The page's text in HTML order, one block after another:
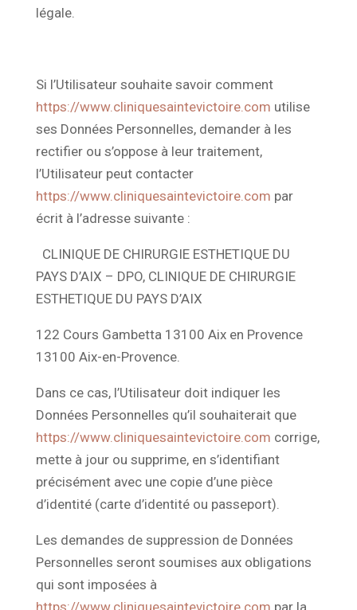
légale.
Si l’Utilisateur souhaite savoir comment
https://www.cliniquesaintevictoire.com utilise
ses Données Personnelles, demander à les
rectifier ou s’oppose à leur traitement,
l’Utilisateur peut contacter
https://www.cliniquesaintevictoire.com par
écrit à l’adresse suivante :
CLINIQUE DE CHIRURGIE ESTHETIQUE DU
PAYS D’AIX – DPO, CLINIQUE DE CHIRURGIE
ESTHETIQUE DU PAYS D’AIX
122 Cours Gambetta 13100 Aix en Provence
13100 Aix-en-Provence.
Dans ce cas, l’Utilisateur doit indiquer les
Données Personnelles qu’il souhaiterait que
https://www.cliniquesaintevictoire.com corrige,
mette à jour ou supprime, en s’identifiant
précisément avec une copie d’une pièce
d’identité (carte d’identité ou passeport).
Les demandes de suppression de Données
Personnelles seront soumises aux obligations
qui sont imposées à